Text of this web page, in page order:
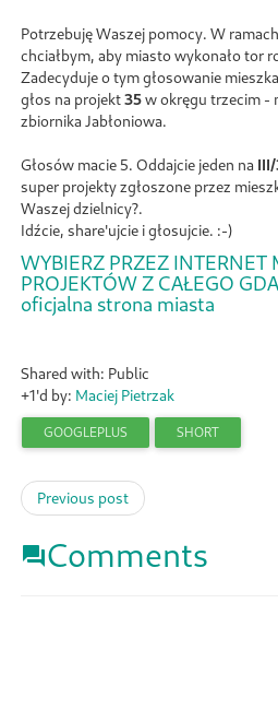
Potrzebuję Waszej pomocy. W
chciałbym, aby miasto wykonało tor
Zadecyduje o tym głosowanie
głos na projekt35w okręgu trzecim -
zbiornika Jabłoniowa.
Głosów macie 5. Oddajcie jeden na
super projekty zgłoszone przez
Waszej dzielnicy?.
Idźcie, share'ujcie i głosujcie. :-)
WYBIERZ PRZEZ INTERNET
PROJEKTÓW Z CAŁEGO
oficjalna strona miasta
Shared with: Public
+1'd by: Maciej Pietrzak
GOOGLEPLUS SHORT
Previous post
Comments